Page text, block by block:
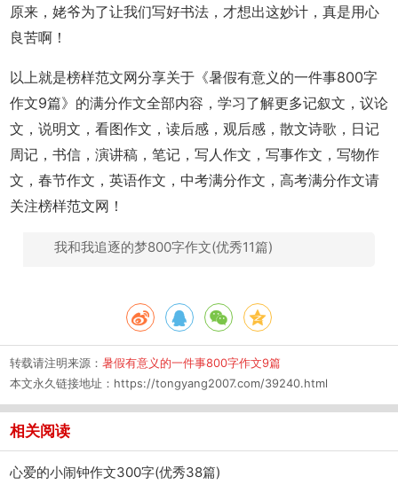
原来，姥爷为了让我们写好书法，才想出这妙计，真是用心
良苦啊！
以上就是榜样范文网分享关于《暑假有意义的一件事800字
作文9篇》的满分作文全部内容，学习了解更多记叙文，议论
文，说明文，看图作文，读后感，观后感，散文诗歌，日记
周记，书信，演讲稿，笔记，写人作文，写事作文，写物作
文，春节作文，英语作文，中考满分作文，高考满分作文请
关注榜样范文网！
我和我追逐的梦800字作文(优秀11篇)
转载请注明来源： 暑假有意义的一件事800字作文9篇
本文永久链接地址： https://tongyang2007.com/39240.html
相关阅读
心爱的小闹钟作文300字(优秀38篇)